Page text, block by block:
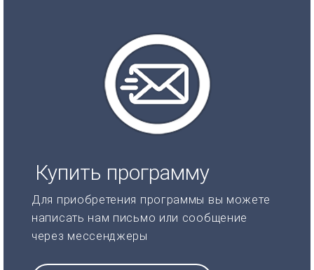
Купить программу
Для приобретения программы вы можете
написать нам письмо или сообщение
через мессенджеры